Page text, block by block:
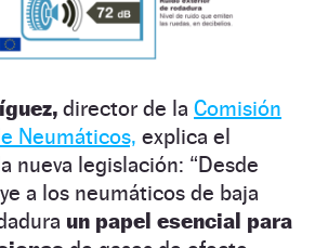
director de la Comisión
Neumáticos, explica el
nueva legislación: “Desde
a los neumáticos de baja
un papel esencial para